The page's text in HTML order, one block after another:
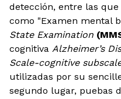
detección, entre las
como "Examen mental
State Examination
cognitiva Alzheimer’s
Scale-cognitive
utilizadas por su
segundo lugar, puebas